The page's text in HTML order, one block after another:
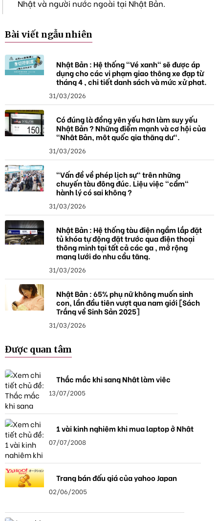
Nhật và người nước ngoài tại Nhật Bản.
Bài viết ngẫu nhiên
Nhật Bản : Hệ thống "Vé xanh" sẽ được áp
dụng cho các vi phạm giao thông xe đạp từ
tháng 4 , chi tiết danh sách và mức xử phạt.
31/03/2026
Có đúng là đồng yên yếu hơn làm suy yếu
Nhật Bản ? Những điểm mạnh và cơ hội của
"Nhật Bản, một quốc gia thặng dư".
31/03/2026
"Vấn đề về phép lịch sự" trên những
chuyến tàu đông đúc. Liệu việc "cầm"
hành lý có sai không ?
31/03/2026
Nhật Bản : Hệ thống tàu điện ngầm lắp đặt
tủ khóa tự động đặt trước qua điện thoại
thông minh tại tất cả các ga , mở rộng
mạng lưới do nhu cầu tăng.
31/03/2026
Nhật Bản : 65% phụ nữ không muốn sinh
con, lần đầu tiên vượt qua nam giới [Sách
Trắng về Sinh Sản 2025]
31/03/2026
Được quan tâm
Thắc mắc khi sang Nhật làm việc
13/07/2005
1 vài kinh nghiệm khi mua laptop ở Nhật
07/07/2008
Trang bán đấu giá của yahoo Japan
02/06/2005